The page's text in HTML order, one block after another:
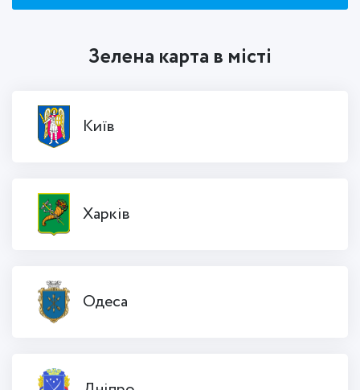
Зелена карта в місті
Київ
Харків
Одеса